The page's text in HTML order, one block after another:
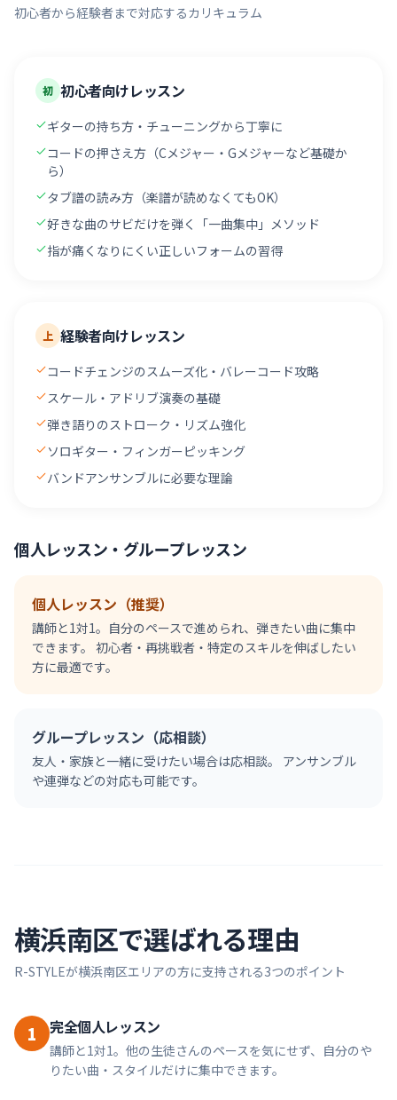
初心者から経験者まで対応するカリキュラム
初 初心者向けレッスン
ギターの持ち方・チューニングから丁寧に
コードの押さえ方（Cメジャー・Gメジャーなど基礎か
ら）
タブ譜の読み方（楽譜が読めなくてもOK）
好きな曲のサビだけを弾く「一曲集中」メソッド
指が痛くなりにくい正しいフォームの習得
上 経験者向けレッスン
コードチェンジのスムーズ化・バレーコード攻略
スケール・アドリブ演奏の基礎
弾き語りのストローク・リズム強化
ソロギター・フィンガーピッキング
バンドアンサンブルに必要な理論
個人レッスン・グループレッスン
個人レッスン（推奨）
講師と1対1。自分のペースで進められ、弾きたい曲に集中
できます。 初心者・再挑戦者・特定のスキルを伸ばしたい
方に最適です。
グループレッスン（応相談）
友人・家族と一緒に受けたい場合は応相談。 アンサンブル
や連弾などの対応も可能です。
横浜南区で選ばれる理由
R-STYLEが横浜南区エリアの方に支持される3つのポイント
1 完全個人レッスン
講師と1対1。他の生徒さんのペースを気にせず、自分のや
りたい曲・スタイルだけに集中できます。